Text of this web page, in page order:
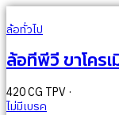
ล้อทั่วไป
ล้อทีพีวี ขาโคร
420 CG TPV ·
ไม่มีเบรค